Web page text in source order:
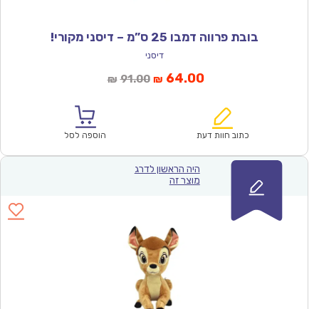
בובת פרווה דמבו 25 ס”מ – דיסני מקורי!
דיסני
₪ 91.00המחיר
₪91.00.
₪ 64.00המחיר
הוא:
כתוב חוות דעת הוספה לסל
היה הראשון לדרג
מוצר זה